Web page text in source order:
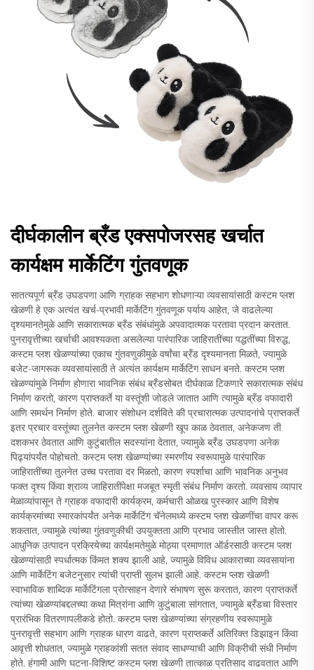
दीर्घकालीन ब्रँड एक्सपोजरसह खर्चात
कार्यक्षम मार्केटिंग गुंतवणूक
सातत्यपूर्ण ब्रँड उघडपणा आणि ग्राहक सहभाग शोधणाऱ्या व्यवसायांसाठी कस्टम प्लश
खेळणी हे एक अत्यंत खर्च-प्रभावी मार्केटिंग गुंतवणूक पर्याय आहेत, जे वाढलेल्या
दृश्यमानतेमुळे आणि सकारात्मक ब्रँड संबंधांमुळे अपवादात्मक परतावा प्रदान करतात.
पुनरावृत्तीच्या खर्चाची आवश्यकता असलेल्या पारंपारिक जाहिरातींच्या पद्धतींच्या विरुद्ध,
कस्टम प्लश खेळण्यांच्या एकाच गुंतवणुकीमुळे वर्षांचा ब्रँड दृश्यमानता मिळते, ज्यामुळे
बजेट-जागरूक व्यवसायांसाठी ते अत्यंत कार्यक्षम मार्केटिंग साधन बनते. कस्टम प्लश
खेळण्यांमुळे निर्माण होणारा भावनिक संबंध ब्रँडसोबत दीर्घकाळ टिकणारे सकारात्मक संबंध
निर्माण करतो, कारण प्राप्तकर्ते या वस्तूंशी जोडले जातात आणि त्यामुळे ब्रँड वफादारी
आणि समर्थन निर्माण होते. बाजार संशोधन दर्शविते की प्रचारात्मक उत्पादनांचे प्राप्तकर्ते
इतर प्रचार वस्तूंच्या तुलनेत कस्टम प्लश खेळणी खूप काळ ठेवतात, अनेकजण ती
दशकभर ठेवतात आणि कुटुंबातील सदस्यांना देतात, ज्यामुळे ब्रँड उघडपणा अनेक
पिढ्यांपर्यंत पोहोचतो. कस्टम प्लश खेळण्यांच्या स्मरणीय स्वरूपामुळे पारंपारिक
जाहिरातींच्या तुलनेत उच्च परतावा दर मिळतो, कारण स्पर्शाचा आणि भावनिक अनुभव
फक्त दृश्य किंवा श्राव्य जाहिरातींपेक्षा मजबूत स्मृती संबंध निर्माण करतो. व्यवसाय व्यापार
मेळाव्यांपासून ते ग्राहक वफादारी कार्यक्रम, कर्मचारी ओळख पुरस्कार आणि विशेष
कार्यक्रमांच्या स्मारकांपर्यंत अनेक मार्केटिंग चॅनेलमध्ये कस्टम प्लश खेळणींचा वापर करू
शकतात, ज्यामुळे त्यांच्या गुंतवणुकीची उपयुक्तता आणि प्रभाव जास्तीत जास्त होतो.
आधुनिक उत्पादन प्रक्रियेच्या कार्यक्षमतेमुळे मोठ्या प्रमाणात ऑर्डरसाठी कस्टम प्लश
खेळण्यांसाठी स्पर्धात्मक किंमत शक्य झाली आहे, ज्यामुळे विविध आकाराच्या व्यवसायांना
आणि मार्केटिंग बजेटनुसार त्यांची प्राप्ती सुलभ झाली आहे. कस्टम प्लश खेळणी
स्वाभाविक शाब्दिक मार्केटिंगला प्रोत्साहन देणारे संभाषण सुरू करतात, कारण प्राप्तकर्ते
त्यांच्या खेळण्यांबद्दलच्या कथा मित्रांना आणि कुटुंबाला सांगतात, ज्यामुळे ब्रँडचा विस्तार
प्रारंभिक वितरणापलीकडे होतो. कस्टम प्लश खेळण्यांच्या संग्रहणीय स्वरूपामुळे
पुनरावृत्ती सहभाग आणि ग्राहक धारण वाढते, कारण प्राप्तकर्ते अतिरिक्त डिझाइन किंवा
आवृत्ती शोधतात, ज्यामुळे ग्राहकांशी सतत संवाद साधण्याची आणि विक्रीची संधी निर्माण
होते. हंगामी आणि घटना-विशिष्ट कस्टम प्लश खेळणी तात्काळ प्रतिसाद वाढवतात आणि